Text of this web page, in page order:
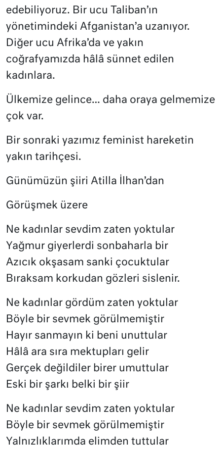
edebiliyoruz. Bir ucu Taliban’ın
yönetimindeki Afganistan’a uzanıyor.
Diğer ucu Afrika’da ve yakın
coğrafyamızda hâlâ sünnet edilen
kadınlara.
Ülkemize gelince… daha oraya gelmemize
çok var.
Bir sonraki yazımız feminist hareketin
yakın tarihçesi.
Günümüzün şiiri Atilla İlhan’dan
Görüşmek üzere
Ne kadınlar sevdim zaten yoktular
Yağmur giyerlerdi sonbaharla bir
Azıcık okşasam sanki çocuktular
Bıraksam korkudan gözleri sislenir.
Ne kadınlar gördüm zaten yoktular
Böyle bir sevmek görülmemiştir
Hayır sanmayın ki beni unuttular
Hâlâ ara sıra mektupları gelir
Gerçek değildiler birer umuttular
Eski bir şarkı belki bir şiir
Ne kadınlar sevdim zaten yoktular
Böyle bir sevmek görülmemiştir
Yalnızlıklarımda elimden tuttular